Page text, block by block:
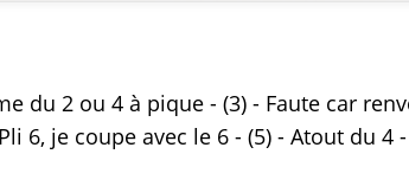
du 2 ou 4 à pique - (3) - Faute car
6, je coupe avec le 6 - (5) - Atout du 4 -